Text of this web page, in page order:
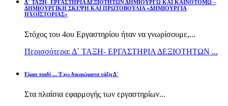
Δ΄ ΤΑΞΗ- ΕΡΓΑΣΤΗΡΙΑ ΔΕΞΙΟΤΗΤΩΝ ΔΗΜΙΟΥΡΓΩ ΚΑΙ ΚΑΙΝΟΤΟΜΩ –
ΔΗΜΙΟΥΡΓΙΚΗ ΣΚΕΨΗ ΚΑΙ ΠΡΩΤΟΒΟΥΛΙΑ «ΔΗΜΙΟΥΡΓΙΑ
ΗΧΟΪΣΤΟΡΙΑΣ»
Στόχος του 4ου Εργαστηρίου ήταν να γνωρίσουμε,...
Περισσότερα: Δ΄ ΤΑΞΗ- ΕΡΓΑΣΤΗΡΙΑ ΔΕΞΙΟΤΗΤΩΝ ...
Είμαι παιδί ... Έχω δικαιώματα τάξη Δ΄
Στα πλαίσια εφαρμογής των εργαστηρίων...